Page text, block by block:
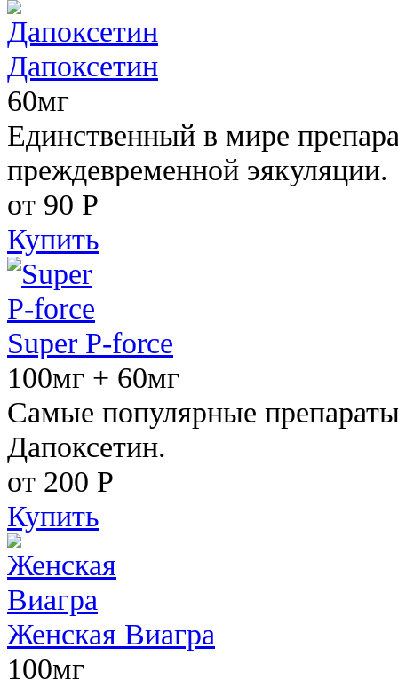
Дапоксетин
60мг
Единственный в мире
преждевременной эякуляции.
от 90 Р
Купить
Super P-force
100мг + 60мг
Самые популярные
Дапоксетин.
от 200 Р
Купить
Женская Виагра
100мг